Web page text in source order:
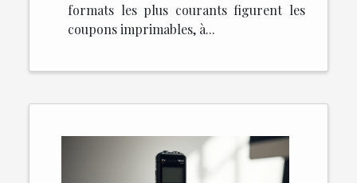
formats les plus courants figurent les
coupons imprimables, à...